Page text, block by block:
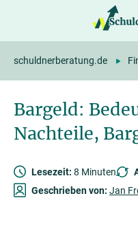
Bargeld:
Nachteile,
schuldnerberatung.de
Lesezeit: 8 Minuten
Geschrieben von: Jan